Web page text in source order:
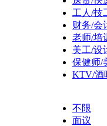
工人/技
财务/会
老师/培
美工/设
保健师/
KTV/酒
不限
面议